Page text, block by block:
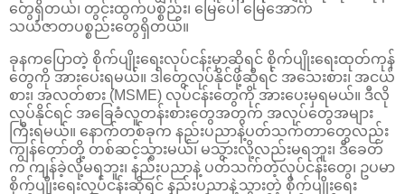
တွေရှိတယ်၊ တွင်းထွက်ပစ္စည်း၊ မြေပေါ် မြေအောက်
သယံဇာတပစ္စည်းတွေရှိတယ်။
ခုနကပြောတဲ့ စိုက်ပျိုးရေးလုပ်ငန်းမှာဆိုရင် စိုက်ပျိုးရေးထုတ်ကုန်
တွေကို အားပေးရမယ်။ ဒါတွေလုပ်နိုင်ဖို့ဆိုရင် အသေးစား၊ အငယ်
စား၊ အလတ်စား (MSME) လုပ်ငန်းတွေကို အားပေးမှရမယ်။ ဒီလို
လုပ်နိုင်ရင် အခြေခံလူတန်းစားတွေအတွက် အလုပ်တွေအများ
ကြီးရမယ်။ နောက်တစ်ခုက နည်းပညာနဲ့ပတ်သက်တာတွေလည်း
ကျွန်တော်တို့ တစ်ဆင့်သွားမယ်၊ မသွားလို့လည်းမရဘူး၊ ဒီခေတ်
က ကျန်ခဲ့လို့မရဘူး၊ နည်းပညာနဲ့ ပတ်သက်တဲ့လုပ်ငန်းတွေ၊ ဥပမာ
စိုက်ပျိုးရေးလုပ်ငန်းဆိုရင် နည်းပညာနဲ့သွားတဲ့ စိုက်ပျိုးရေး